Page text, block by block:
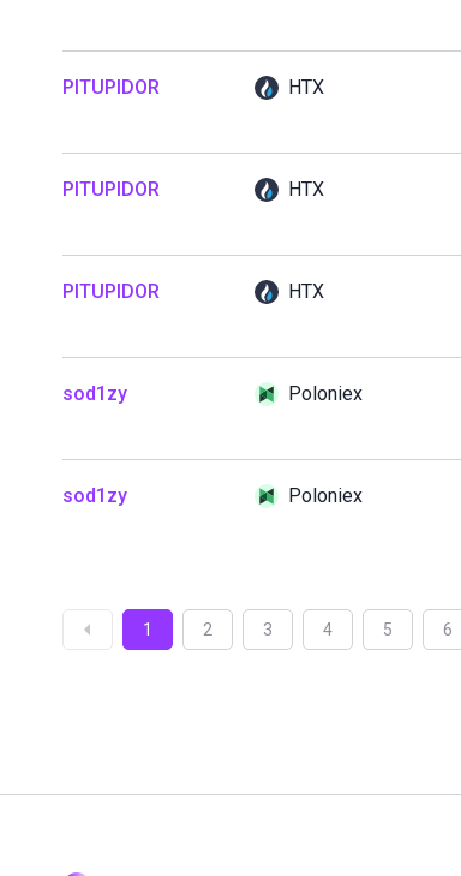
PITUPIDOR HTX
PITUPIDOR HTX
PITUPIDOR HTX
sod1zy Poloniex
sod1zy Poloniex
1 2 3 4 5 6